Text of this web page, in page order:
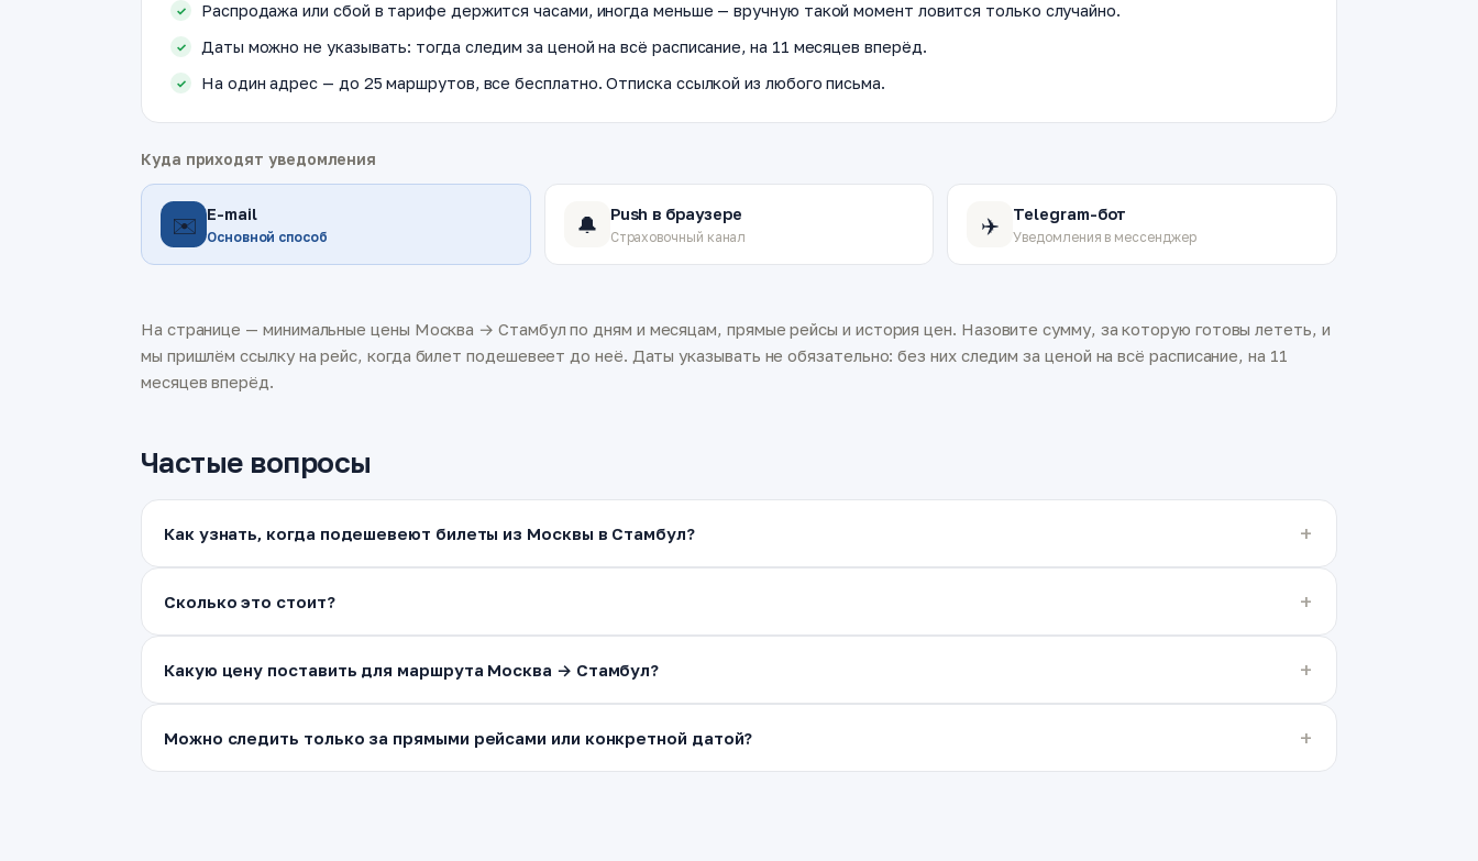
Распродажа или сбой в тарифе держится часами, иногда меньше — вручную такой момент ловится только случайно.
Даты можно не указывать: тогда следим за ценой на всё расписание, на 11 месяцев вперёд.
На один адрес — до 25 маршрутов, все бесплатно. Отписка ссылкой из любого письма.
Куда приходят уведомления
✉️ E-mail
Основной способ 🔔 Push в браузере
Страховочный канал ✈️ Telegram-бот
Уведомления в мессенджер
На странице — минимальные цены Москва → Стамбул по дням и месяцам, прямые рейсы и история цен. Назовите сумму, за которую готовы лететь, и
мы пришлём ссылку на рейс, когда билет подешевеет до неё. Даты указывать не обязательно: без них следим за ценой на всё расписание, на 11
месяцев вперёд.
Частые вопросы
Как узнать, когда подешевеют билеты из Москвы в Стамбул?
Сколько это стоит?
Какую цену поставить для маршрута Москва → Стамбул?
Можно следить только за прямыми рейсами или конкретной датой?